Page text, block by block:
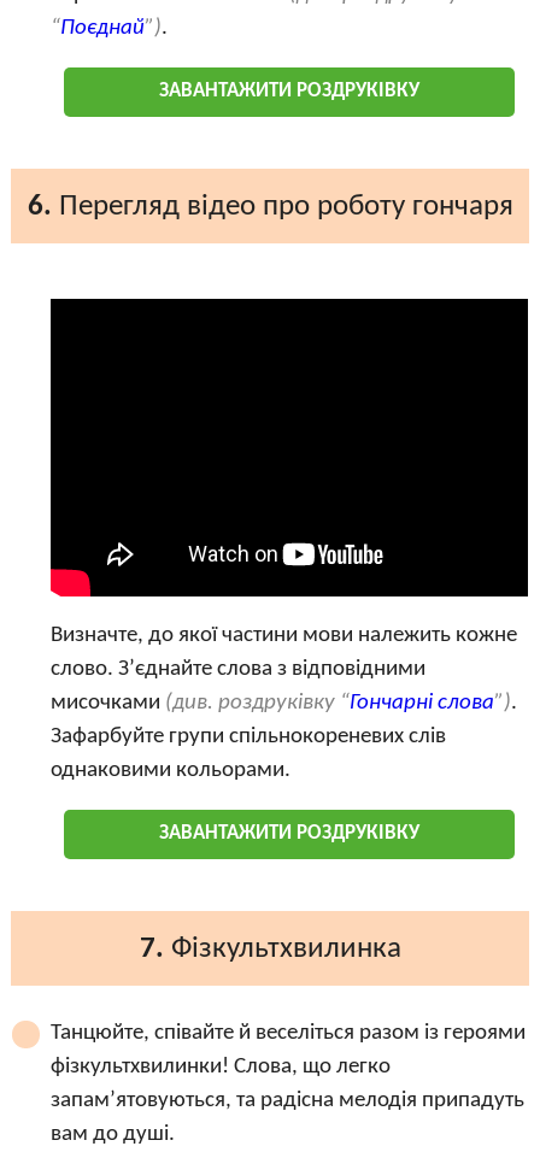
“Поєднай”).
ЗАВАНТАЖИТИ РОЗДРУКІВКУ
6. Перегляд відео про роботу гончаря
Визначте, до якої частини мови належить кожне
слово. З’єднайте слова з відповідними
мисочками (див. роздруківку “Гончарні слова”).
Зафарбуйте групи спільнокореневих слів
однаковими кольорами.
ЗАВАНТАЖИТИ РОЗДРУКІВКУ
7. Фізкультхвилинка
Танцюйте, співайте й веселіться разом із героями
фізкультхвилинки! Слова, що легко
запам’ятовуються, та радісна мелодія припадуть
вам до душі.